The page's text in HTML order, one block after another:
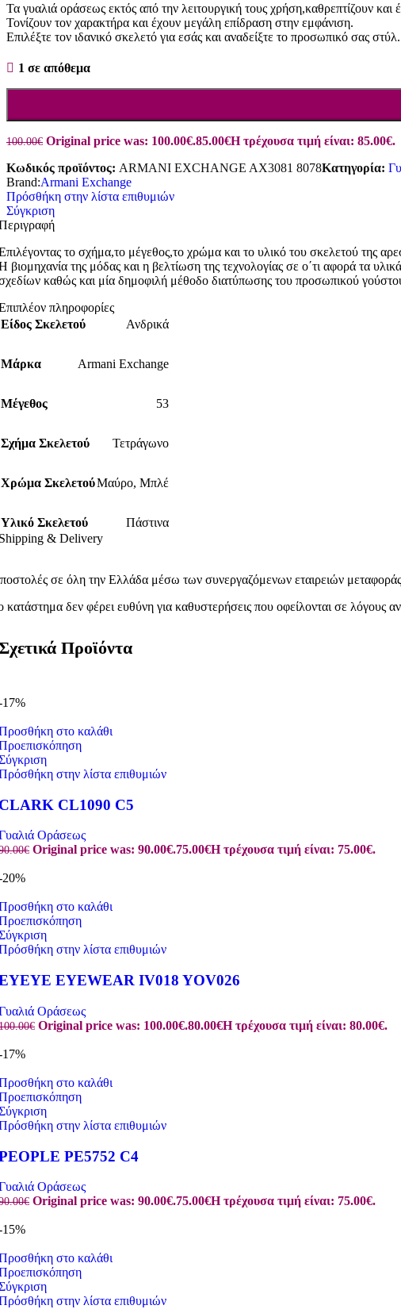
Τα γυαλιά οράσεως εκτός από την λειτουργική τους χρήση,καθρεπτίζουν
Τονίζουν τον χαρακτήρα και έχουν μεγάλη επίδραση στην εμφάνιση.
Επιλέξτε τον ιδανικό σκελετό για εσάς και αναδείξτε το προσωπικό σας στύλ.
1 σε απόθεμα
100.00€ Original price was: 100.00€.85.00€Η τρέχουσα τιμή είναι: 85.00€.
Κωδικός προϊόντος: ARMANI EXCHANGE AX3081 8078Κατηγορία:
Brand:Armani Exchange
Πρόσθήκη στην λίστα επιθυμιών
Σύγκριση
το σχήμα,το μέγεθος,το χρώμα και το υλικό του σκελετού της
βιομηχανία της μόδας και η βελτίωση της τεχνολογίας σε ο΄τι αφορά τα
καθώς και μία δημοφιλή μέθοδο διατύπωσης του προσωπικού
πληροφορίες
Είδος Σκελετού
Ανδρικά
Μάρκα Armani Exchange
Μέγεθος 53
Σχήμα Σκελετού Τετράγωνο
Χρώμα ΣκελετούΜαύρο, Μπλέ
Υλικό Σκελετού
Πάστινα
& Delivery
σε όλη την Ελλάδα μέσω των συνεργαζόμενων εταιρειών
κατάστημα δεν φέρει ευθύνη για καθυστερήσεις που οφείλονται σε λόγους
Προϊόντα
17%
στο καλάθι
στην λίστα επιθυμιών
CL1090 C5
Οράσεως
€ Original price was: 90.00€.75.00€Η τρέχουσα τιμή είναι: 75.00€.
20%
στο καλάθι
στην λίστα επιθυμιών
EYEWEAR IV018 YOV026
Οράσεως
€ Original price was: 100.00€.80.00€Η τρέχουσα τιμή είναι: 80.00€.
17%
στο καλάθι
στην λίστα επιθυμιών
PE5752 C4
Οράσεως
€ Original price was: 90.00€.75.00€Η τρέχουσα τιμή είναι: 75.00€.
15%
στο καλάθι
στην λίστα επιθυμιών